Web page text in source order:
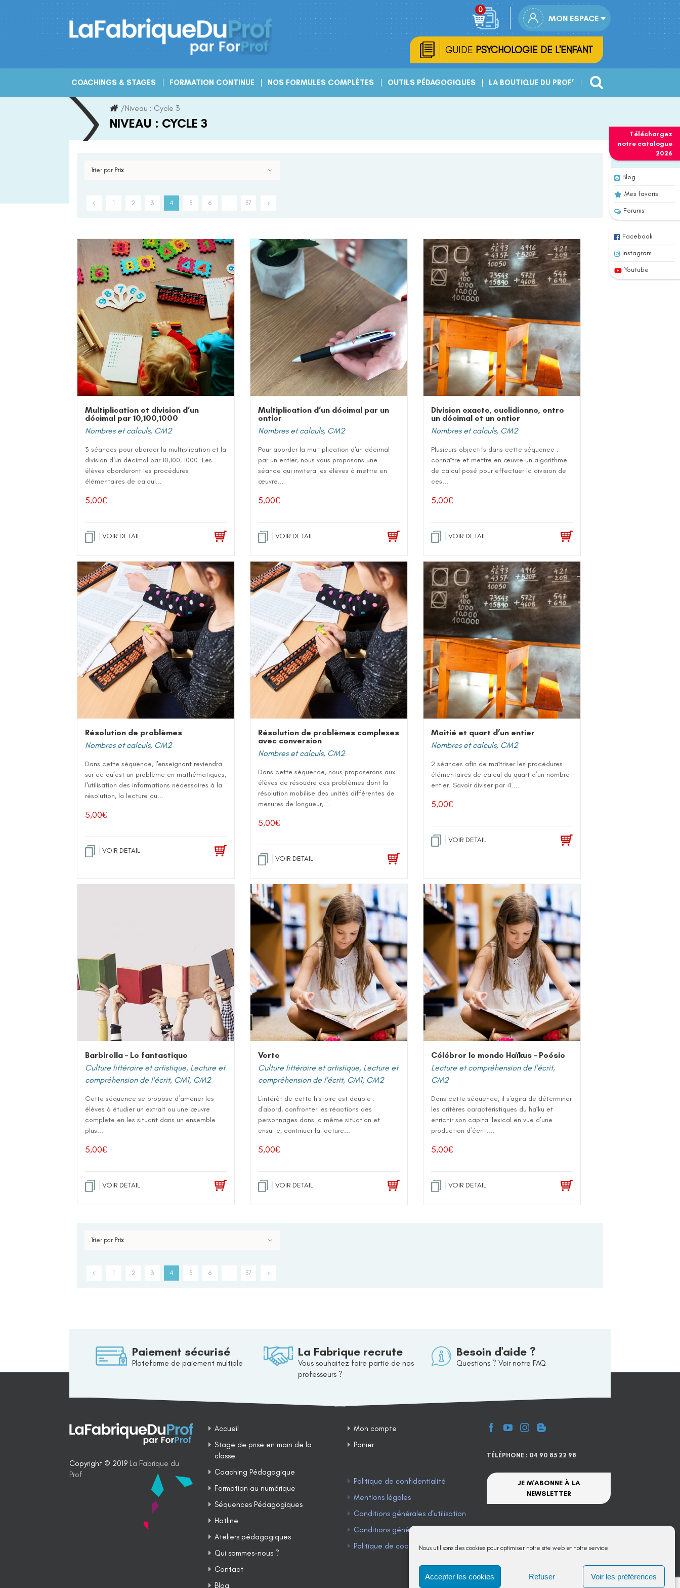
Nous utilisons des cookies pour optimiser notre site web et notre service.
Accepter les cookies Refuser Voir les préférences
Téléchargez
notre catalogue
2026
Blog
Mes favoris
Forums
Facebook
Instagram
Youtube
Skip
to
MON ESPACE
GUIDE PSYCHOLOGIE DE L'ENFANT
COACHINGS & STAGES FORMATION CONTINUE NOS FORMULES COMPLÈTES OUTILS PÉDAGOGIQUES LA BOUTIQUE DU PROF’
/Niveau : Cycle 3
NIVEAU : CYCLE 3
Trier par Prix
1 2 3 4 5 6 … 37
Multiplication et division d’un
décimal par 10,100,1000
Nombres et calculs, CM2
3 séances pour aborder la multiplication et la
division d'un décimal par 10,100, 1000. Les
élèves aborderont les procédures
élémentaires de calcul...
5,00€
VOIR DETAIL
Multiplication d’un décimal par un
entier
Nombres et calculs, CM2
Pour aborder la multiplication d'un décimal
par un entier, nous vous proposons une
séance qui invitera les élèves à mettre en
œuvre...
5,00€
VOIR DETAIL
Division exacte, euclidienne, entre
un décimal et un entier
Nombres et calculs, CM2
Plusieurs objectifs dans cette séquence :
connaître et mettre en œuvre un algorithme
de calcul posé pour effectuer la division de
ces...
5,00€
VOIR DETAIL
Résolution de problèmes
Nombres et calculs, CM2
Dans cette séquence, l'enseignant reviendra
sur ce qu’est un problème en mathématiques,
l'utilisation des informations nécessaires à la
résolution, la lecture ou...
5,00€
VOIR DETAIL
Résolution de problèmes complexes
avec conversion
Nombres et calculs, CM2
Dans cette séquence, nous proposerons aux
élèves de résoudre des problèmes dont la
résolution mobilise des unités différentes de
mesures de longueur,...
5,00€
VOIR DETAIL
Moitié et quart d’un entier
Nombres et calculs, CM2
2 séances afin de maîtriser les procédures
élémentaires de calcul du quart d’un nombre
entier. Savoir diviser par 4....
5,00€
VOIR DETAIL
Barbirella – Le fantastique
Culture littéraire et artistique, Lecture et
compréhension de l'écrit, CM1, CM2
Cette séquence se propose d’amener les
élèves à étudier un extrait ou une œuvre
complète en les situant dans un ensemble
plus...
5,00€
VOIR DETAIL
Verte
Culture littéraire et artistique, Lecture et
compréhension de l'écrit, CM1, CM2
L'intérêt de cette histoire est double :
d'abord, confronter les réactions des
personnages dans la même situation et
ensuite, continuer la lecture...
5,00€
VOIR DETAIL
Célébrer le monde Haïkus – Poésie
Lecture et compréhension de l'écrit,
CM2
Dans cette séquence, il s'agira de déterminer
les critères caractéristiques du haïku et
enrichir son capital lexical en vue d’une
production d’écrit....
5,00€
VOIR DETAIL
Trier par Prix
1 2 3 4 5 6 … 37
Paiement sécurisé
Plateforme de paiement multiple
La Fabrique recrute
Vous souhaitez faire partie de nos
professeurs ?
Besoin d'aide ?
Questions ? Voir notre FAQ
Copyright © 2019 La Fabrique du
Prof
Accueil
Stage de prise en main de la
classe
Coaching Pédagogique
Formation au numérique
Séquences Pédagogiques
Hotline
Ateliers pédagogiques
Qui sommes-nous ?
Contact
Blog
Mon compte
Panier
Politique de confidentialité
Mentions légales
Conditions générales d’utilisation
Conditions générales de vente
Politique de cookies (UE)
TÉLÉPHONE : 04 90 85 22 98
JE M'ABONNE À LA
NEWSLETTER